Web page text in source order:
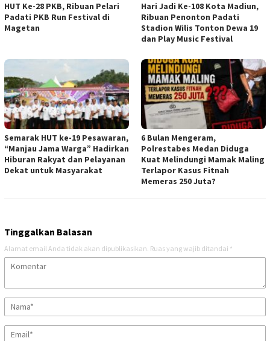
HUT Ke-28 PKB, Ribuan Pelari
Padati PKB Run Festival di
Magetan
Hari Jadi Ke-108 Kota Madiun,
Ribuan Penonton Padati
Stadion Wilis Tonton Dewa 19
dan Play Music Festival
Semarak HUT ke-19 Pesawaran,
“Manjau Jama Warga” Hadirkan
Hiburan Rakyat dan Pelayanan
Dekat untuk Masyarakat
6 Bulan Mengeram,
Polrestabes Medan Diduga
Kuat Melindungi Mamak Maling
Terlapor Kasus Fitnah
Memeras 250 Juta?
Tinggalkan Balasan
Alamat email Anda tidak akan dipublikasikan. Ruas yang wajib ditandai *